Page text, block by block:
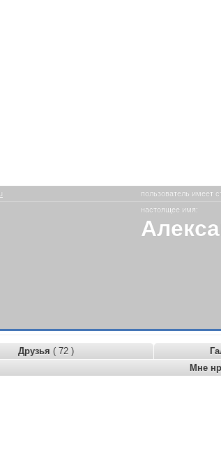
пользователь имеет
настоящее имя:
Друзья ( 72 )
Мне